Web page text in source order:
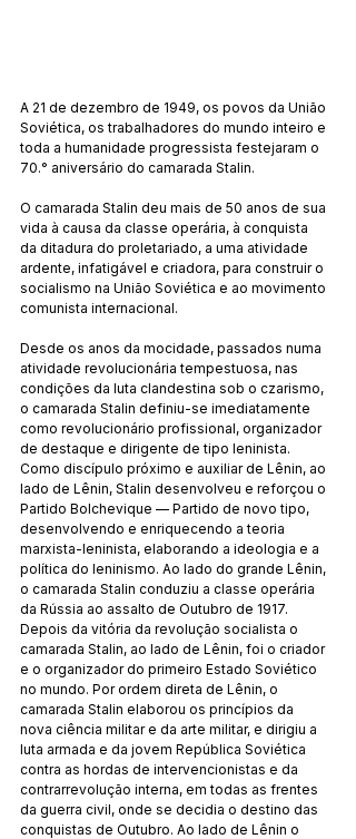
A 21 de dezembro de 1949, os povos da União
Soviética, os trabalhadores do mundo inteiro e
toda a humanidade progressista festejaram o
70.° aniversário do camarada Stalin.
O camarada Stalin deu mais de 50 anos de sua
vida à causa da classe operária, à conquista
da ditadura do proletariado, a uma atividade
ardente, infatigável e criadora, para construir o
socialismo na União Soviética e ao movimento
comunista internacional.
Desde os anos da mocidade, passados numa
atividade revolucionária tempestuosa, nas
condições da luta clandestina sob o czarismo,
o camarada Stalin definiu-se imediatamente
como revolucionário profissional, organizador
de destaque e dirigente de tipo leninista.
Como discípulo próximo e auxiliar de Lênin, ao
lado de Lênin, Stalin desenvolveu e reforçou o
Partido Bolchevique — Partido de novo tipo,
desenvolvendo e enriquecendo a teoria
marxista-leninista, elaborando a ideologia e a
política do leninismo. Ao lado do grande Lênin,
o camarada Stalin conduziu a classe operária
da Rússia ao assalto de Outubro de 1917.
Depois da vitória da revolução socialista o
camarada Stalin, ao lado de Lênin, foi o criador
e o organizador do primeiro Estado Soviético
no mundo. Por ordem direta de Lênin, o
camarada Stalin elaborou os princípios da
nova ciência militar e da arte militar, e dirigiu a
luta armada e da jovem República Soviética
contra as hordas de intervencionistas e da
contrarrevolução interna, em todas as frentes
da guerra civil, onde se decidia o destino das
conquistas de Outubro. Ao lado de Lênin o